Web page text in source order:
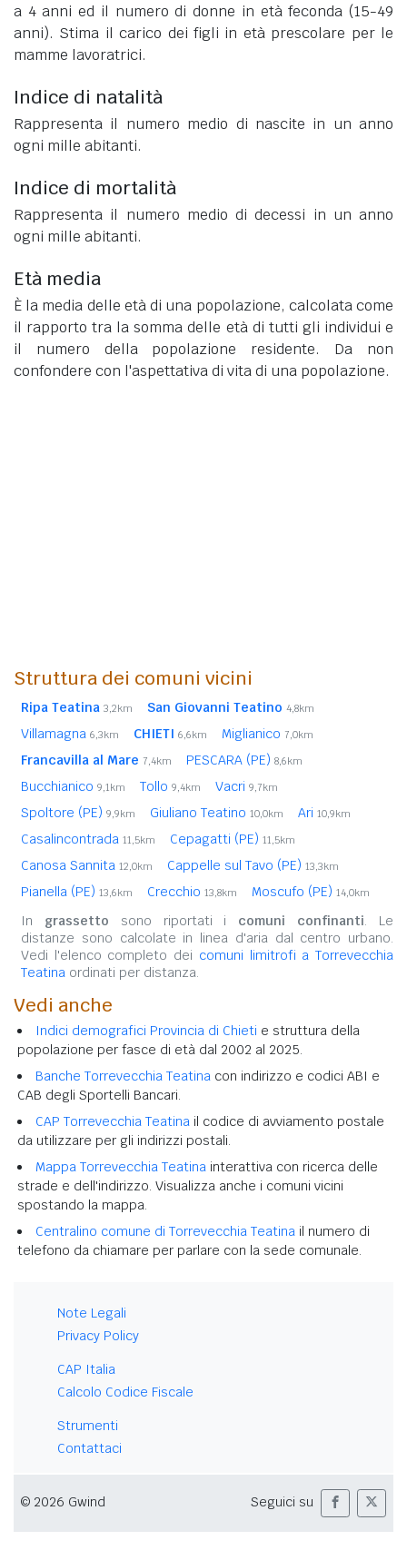
a 4 anni ed il numero di donne in età feconda (15-49
anni). Stima il carico dei figli in età prescolare per le
mamme lavoratrici.
Indice di natalità
Rappresenta il numero medio di nascite in un anno
ogni mille abitanti.
Indice di mortalità
Rappresenta il numero medio di decessi in un anno
ogni mille abitanti.
Età media
È la media delle età di una popolazione, calcolata come
il rapporto tra la somma delle età di tutti gli individui e
il numero della popolazione residente. Da non
confondere con l'aspettativa di vita di una popolazione.
Struttura dei comuni vicini
Ripa Teatina 3,2km San Giovanni Teatino 4,8km
Villamagna 6,3km CHIETI 6,6km Miglianico 7,0km
Francavilla al Mare 7,4km PESCARA (PE) 8,6km
Bucchianico 9,1km Tollo 9,4km Vacri 9,7km
Spoltore (PE) 9,9km Giuliano Teatino 10,0km Ari 10,9km
Casalincontrada 11,5km Cepagatti (PE) 11,5km
Canosa Sannita 12,0km Cappelle sul Tavo (PE) 13,3km
Pianella (PE) 13,6km Crecchio 13,8km Moscufo (PE) 14,0km
In grassetto sono riportati i comuni confinanti. Le
distanze sono calcolate in linea d'aria dal centro urbano.
Vedi l'elenco completo dei comuni limitrofi a Torrevecchia
Teatina ordinati per distanza.
Vedi anche
Indici demografici Provincia di Chieti e struttura della
popolazione per fasce di età dal 2002 al 2025.
Banche Torrevecchia Teatina con indirizzo e codici ABI e
CAB degli Sportelli Bancari.
CAP Torrevecchia Teatina il codice di avviamento postale
da utilizzare per gli indirizzi postali.
Mappa Torrevecchia Teatina interattiva con ricerca delle
strade e dell'indirizzo. Visualizza anche i comuni vicini
spostando la mappa.
Centralino comune di Torrevecchia Teatina il numero di
telefono da chiamare per parlare con la sede comunale.
Note Legali
Privacy Policy
CAP Italia
Calcolo Codice Fiscale
Strumenti
Contattaci
© 2026 Gwind Seguici su